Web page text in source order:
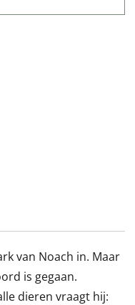
van Noach in. Maar
is gegaan.
dieren vraagt hij: